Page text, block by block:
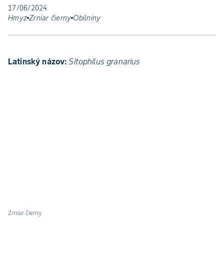
17/06/2024
Hmyz Zrniar čierny Obilniny
Latinský názov: Sitophilus granarius
Zrniar čierny